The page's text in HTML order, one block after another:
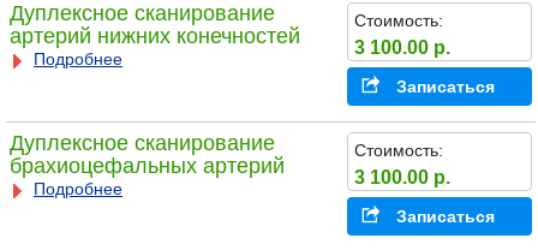
Дуплексное сканирование
артерий нижних конечностей
Подробнее
Стоимость:
3 100.00 р.
Записаться
Дуплексное сканирование
брахиоцефальных артерий
Подробнее
Стоимость:
3 100.00 р.
Записаться